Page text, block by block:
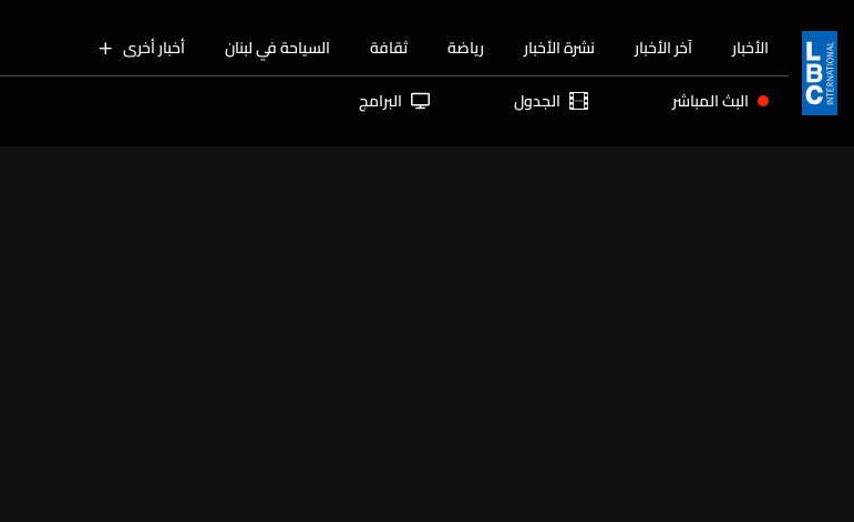
الأخبار آخر الأخبار نشرة الأخبار رياضة ثقافة السياحة في لبنان أخبار أخرى
البث المباشر الجدول البرامج